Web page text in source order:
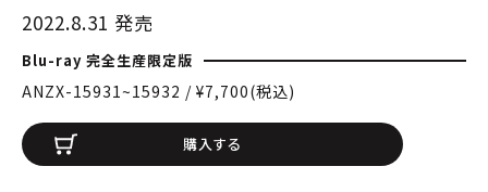
2022.8.31 発売
Blu-ray 完全生産限定版
ANZX-15931~15932 / ¥7,700(税込)
購入する